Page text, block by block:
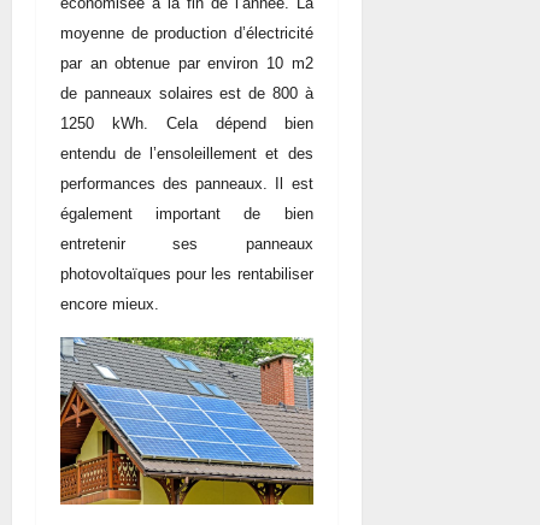
moyenne de production d’électricité
par an obtenue par environ 10 m2
de panneaux solaires est de 800 à
1250 kWh. Cela dépend bien
entendu de l’ensoleillement et des
performances des panneaux. Il est
également important de bien
entretenir ses panneaux
photovoltaïques pour les rentabiliser
encore mieux.